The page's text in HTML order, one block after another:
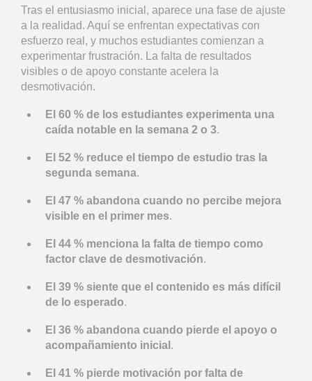
Tras el entusiasmo inicial, aparece una fase de ajuste
a la realidad. Aquí se enfrentan expectativas con
esfuerzo real, y muchos estudiantes comienzan a
experimentar frustración. La falta de resultados
visibles o de apoyo constante acelera la
desmotivación.
El 60 % de los estudiantes experimenta una
caída notable en la semana 2 o 3.
El 52 % reduce el tiempo de estudio tras la
segunda semana.
El 47 % abandona cuando no percibe mejora
visible en el primer mes.
El 44 % menciona la falta de tiempo como
factor clave de desmotivación.
El 39 % siente que el contenido es más difícil
de lo esperado.
El 36 % abandona cuando pierde el apoyo o
acompañamiento inicial .
El 41 % pierde motivación por falta de